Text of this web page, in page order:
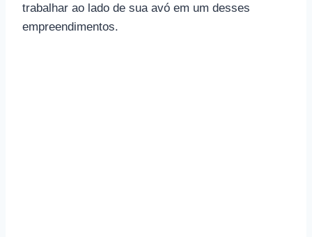
trabalhar ao lado de sua avó em um desses
empreendimentos.